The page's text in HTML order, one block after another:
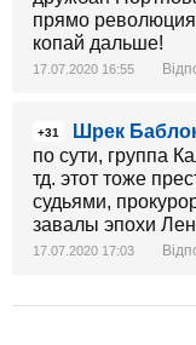
прямо
копай дальше!
17.07.2020 16:55
+31
Шрек
по сути, группа
тд. этот тоже
судьями,
завалы эпохи
17.07.2020 17:03